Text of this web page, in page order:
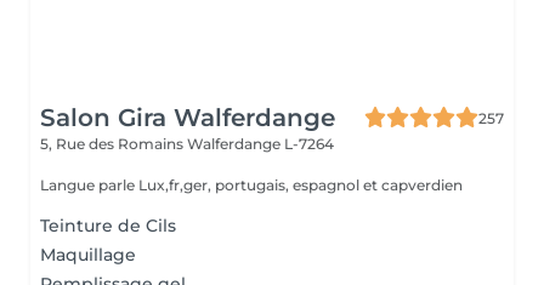
Salon Gira Walferdange
257
5, Rue des Romains Walferdange L-7264
Langue parle Lux,fr,ger, portugais, espagnol et capverdien
Teinture de Cils
Maquillage